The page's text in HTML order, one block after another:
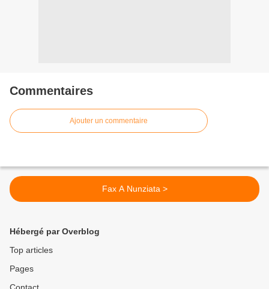
Commentaires
Ajouter un commentaire
Fax A Nunziata >
Hébergé par Overblog
Top articles
Pages